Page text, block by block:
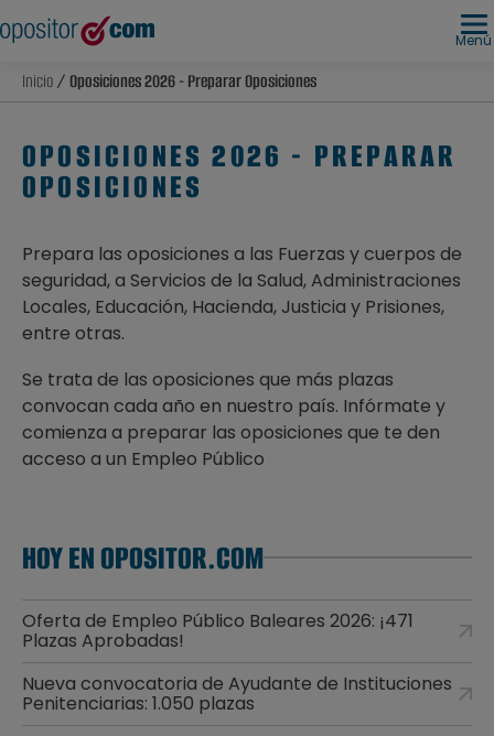
Menú
Inicio/ Oposiciones 2026 - Preparar Oposiciones
OPOSICIONES 2026 - PREPARAR
OPOSICIONES
Prepara las oposiciones a las Fuerzas y cuerpos de
seguridad, a Servicios de la Salud, Administraciones
Locales, Educación, Hacienda, Justicia y Prisiones,
entre otras.
Se trata de las oposiciones que más plazas
convocan cada año en nuestro país. Infórmate y
comienza a preparar las oposiciones que te den
acceso a un Empleo Público
HOY EN OPOSITOR.COM
Oferta de Empleo Público Baleares 2026: ¡471
Plazas Aprobadas!
Nueva convocatoria de Ayudante de Instituciones
Penitenciarias: 1.050 plazas